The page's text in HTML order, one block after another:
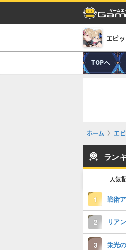
エピ
TOPへ
ホーム エ
ラン
人気
1
2
3 栄光